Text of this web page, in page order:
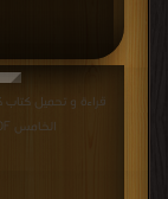
الخامس PDF مجانا | مكتبة >